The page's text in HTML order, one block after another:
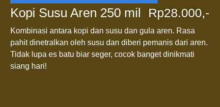
Kopi Susu Aren 250 mil Rp28.000,-
Kombinasi antara kopi dan susu dan gula aren. Rasa
pahit dinetralkan oleh susu dan diberi pemanis dari aren.
Tidak lupa es batu biar seger, cocok banget dinikmati
siang hari!